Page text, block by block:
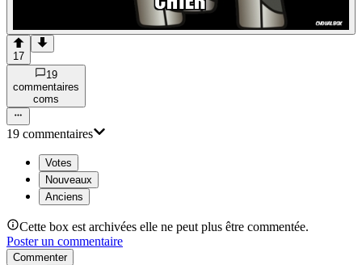
17
19
commentaires
coms
19 commentaires
Votes
Nouveaux
Anciens
Cette box est archivées elle ne peut plus être commentée.
Poster un commentaire
Commenter